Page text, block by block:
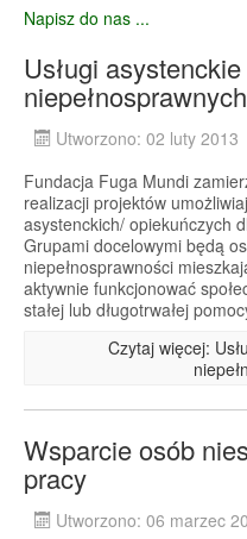
Napisz do nas ...
Usługi
niepełnosprawnych
Utworzono: 02 luty 2013
Fundacja Fuga Mundi
realizacji projektów
asystenckich/ opiekuńczych
Grupami docelowymi będą
niepełnosprawności
aktywnie funkcjonować
stałej lub długotrwałej
Czytaj więcej:
Wsparcie osób
pracy
Utworzono: 06 marzec